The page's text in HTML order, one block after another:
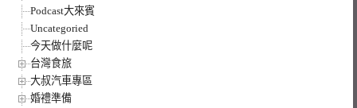
Podcast大來賓
Uncategoried
今天做什麼呢
台灣食旅
大叔汽車專區
婚禮準備